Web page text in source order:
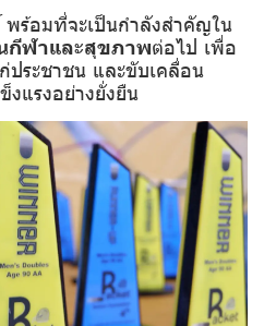
พร้อมที่จะเป็นกำลังสำคัญใน
กีฬาและสุขภาพต่อไป เพื่อ
ระชาชน และขับเคลื่อน
แรงอย่างยั่งยืน